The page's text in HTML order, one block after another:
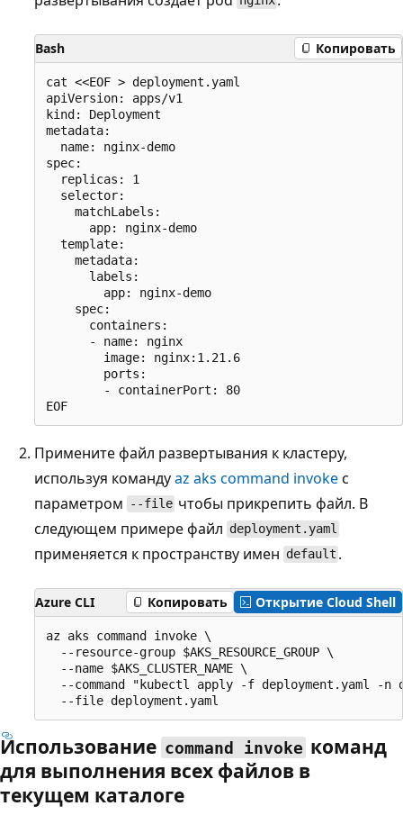
Bash Копировать
cat <<EOF > deployment.yaml
apiVersion: apps/v1
kind: Deployment
metadata:
  name: nginx-demo
spec:
  replicas: 1
  selector:
    matchLabels:
      app: nginx-demo
  template:
    metadata:
      labels:
        app: nginx-demo
    spec:
      containers:
      - name: nginx
        image: nginx:1.21.6
        ports:
        - containerPort: 80
Примените файл развертывания к кластеру,
используя командуaz aks command invokeс
параметром
--file чтобы прикрепить файл. В
следующем примере файл deployment.yaml
применяется к пространству имен default .
Azure CLI Копировать Открытие Cloud Shell
az aks command invoke \
  --resource-group $AKS_RESOURCE_GROUP \
  --name $AKS_CLUSTER_NAME \
--command "kubectl apply -f deployment.yaml -n
Использование command invoke команд
для выполнения всех файлов в
текущем каталоге